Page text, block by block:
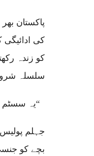
پاکستان
کی ادائیگی
کو زندہ
سلسلہ
“یہ سسٹم
بچے کو